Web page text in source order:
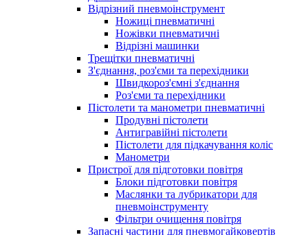
Відрізний пневмоінструмент
Ножиці пневматичні
Ножівки пневматичні
Відрізні машинки
Трещітки пневматичні
З'єднання, роз'єми та перехідники
Швидкороз'ємні з'єднання
Роз'єми та перехідники
Пістолети та манометри пневматичні
Продувні пістолети
Антигравійні пістолети
Пістолети для підкачування коліс
Манометри
Пристрої для підготовки повітря
Блоки підготовки повітря
Маслянки та лубрикатори для
пневмоінструменту
Фільтри очищення повітря
Запасні частини для пневмогайковертів